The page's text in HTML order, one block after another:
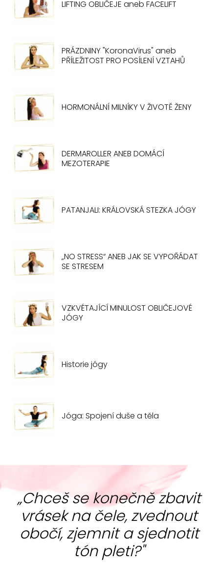
LIFTING OBLIČEJE aneb FACELIFT
PRÁZDNINY "KoronaVirus" aneb
PŘÍLEŽITOST PRO POSÍLENÍ VZTAHŮ
HORMONÁLNÍ MILNÍKY V ŽIVOTĚ ŽENY
DERMAROLLER ANEB DOMÁCÍ
MEZOTERAPIE
PATANJALI: KRÁLOVSKÁ STEZKA JÓGY
„NO STRESS“ ANEB JAK SE VYPOŘÁDAT
SE STRESEM
VZKVÉTAJÍCÍ MINULOST OBLIČEJOVÉ
JÓGY
Historie jógy
Jóga: Spojení duše a těla
„Chceš se konečně zbavit
vrásek na čele, zvednout
obočí, zjemnit a sjednotit
tón pleti?"